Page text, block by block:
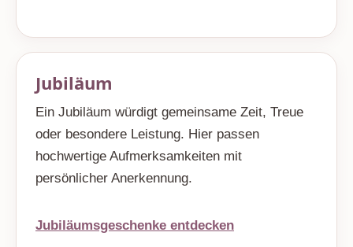
Jubiläum
Ein Jubiläum würdigt gemeinsame Zeit, Treue
oder besondere Leistung. Hier passen
hochwertige Aufmerksamkeiten mit
persönlicher Anerkennung.
Jubiläumsgeschenke entdecken